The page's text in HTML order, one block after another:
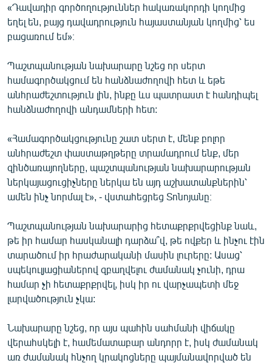
Русский
ՀԵՏԵՎԵՔ ՄԵԶ
«Դավադիր գործողություններ հակառակորդի կողմից
եղել են, բայց դավադրություն հայաստանյան կողմից՝ ես
բացառում եմ»։
Պաշտպանության նախարարը նշեց որ սերտ
համագործակցում են հանձնաժողովի հետ և եթե
անհրաժեշտություն լին, ինքը ևս պատրաստ է հանդիպել
հանձնաժողովի անդամների հետ:
«Համագործակցությունը շատ սերտ է, մենք բոլոր
անհրաժեշտ փաստաթղթերը տրամադրում ենք, մեր
զինծառայողները, պաշտպանության նախարարության
ներկայացուցիչները ներկա են այդ աշխատանքներին՝
ամեն ինչ նորմալ է», - վստահեցրեց Տոնոյանը։
Պաշտպանության նախարարից հետաքրքրվեցինք նաև,
թե իր համար հասկանալի դարձա՞վ, թե ովքեր և ինչու էին
տարածում իր հրաժարականի մասին լուրերը: Ասաց՝
սպեկուլյացիաներով զբաղվելու ժամանակ չունի, դրա
համար չի հետաքրքրվել, իսկ իր ու վարչապետի մեջ
լարվածություն չկա:
Նախարարը նշեց, որ այս պահին սահմանի վիճակը
վերահսկելի է, համեմատաբար անդորր է, իսկ ժամանակ
առ ժամանակ հնչող կրակոցները պայմանավորված են